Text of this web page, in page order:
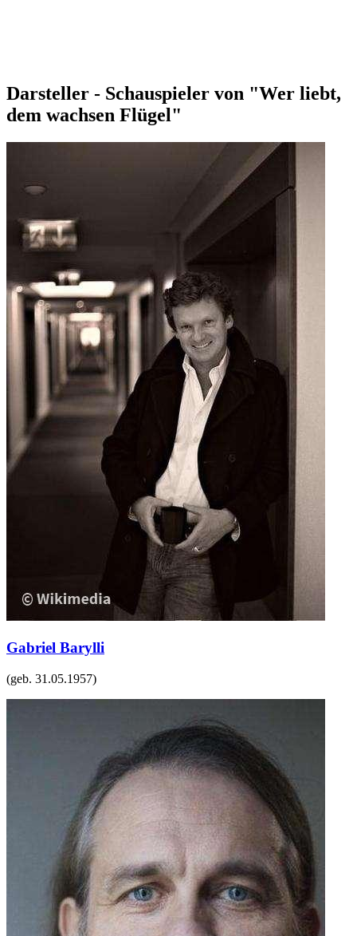
Darsteller - Schauspieler von "Wer liebt,
dem wachsen Flügel"
Gabriel Barylli
(geb. 31.05.1957)